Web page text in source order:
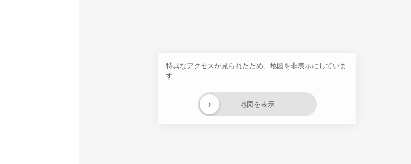
特異なアクセスが見られたため、地図を非表示にしていま
す
地図を表示
›